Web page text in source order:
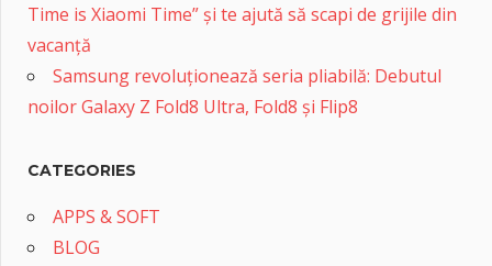
Time is Xiaomi Time” și te ajută să scapi de grijile din
vacanță
Samsung revoluționează seria pliabilă: Debutul
noilor Galaxy Z Fold8 Ultra, Fold8 și Flip8
CATEGORIES
APPS & SOFT
BLOG